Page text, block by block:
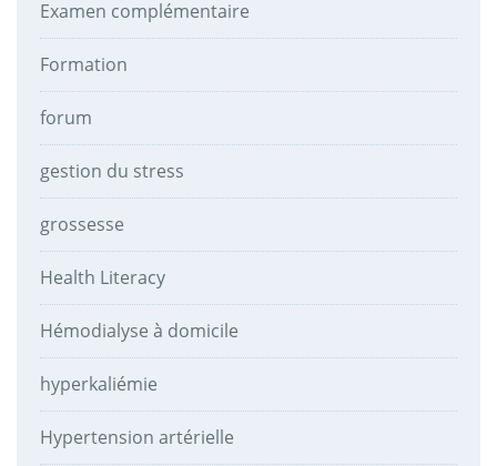
Examen complémentaire
Formation
forum
gestion du stress
grossesse
Health Literacy
Hémodialyse à domicile
hyperkaliémie
Hypertension artérielle